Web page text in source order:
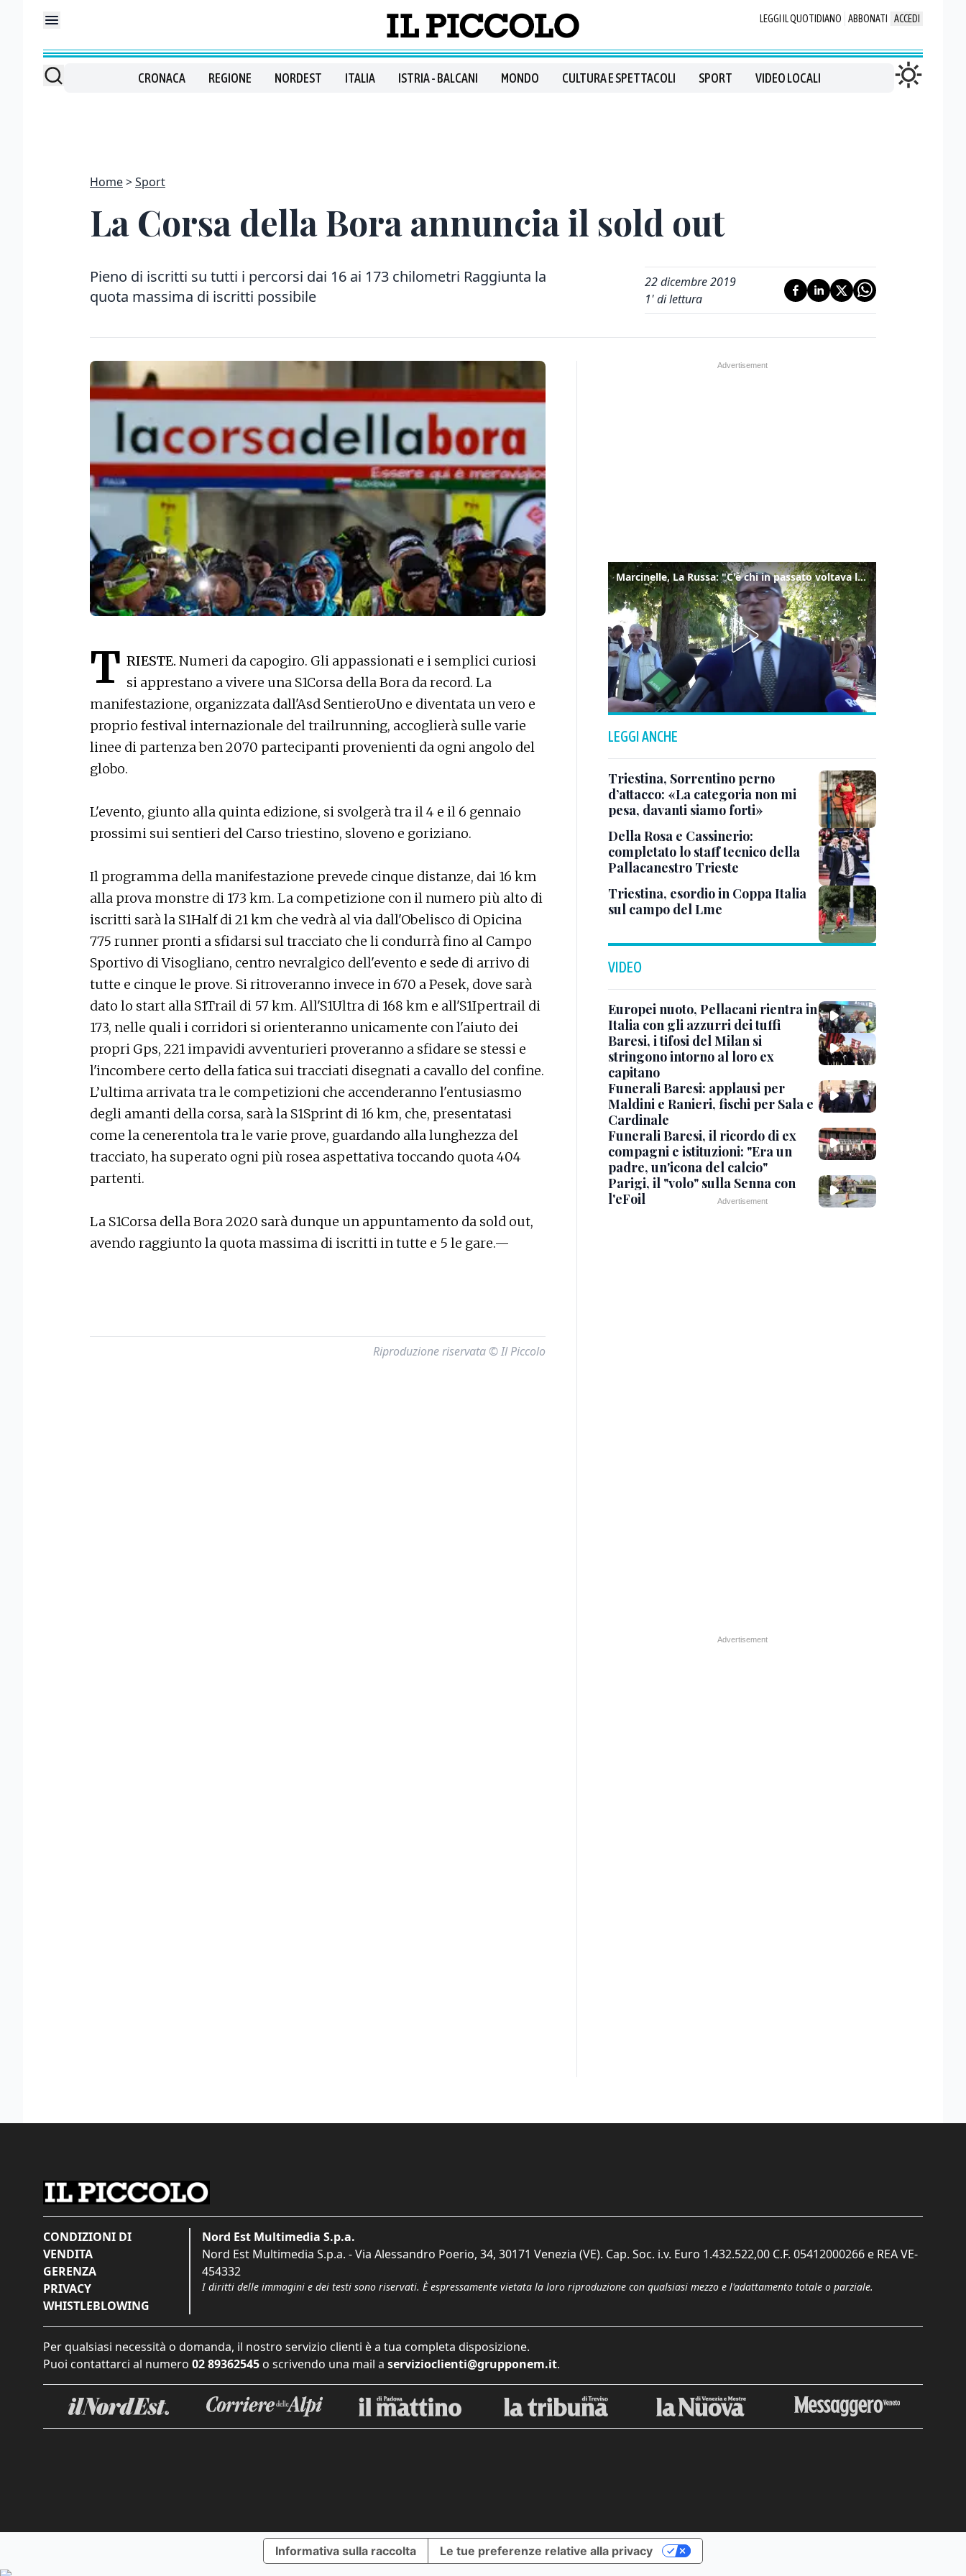
LEGGI IL QUOTIDIANO ABBONATI ACCEDI
CRONACA REGIONE NORDEST ITALIA ISTRIA - BALCANI MONDO CULTURA E SPETTACOLI SPORT VIDEO LOCALI
Home Sport
La Corsa della Bora annuncia il sold out
Pieno di iscritti su tutti i percorsi dai 16 ai 173 chilometri Raggiunta la
quota massima di iscritti possibile
22 dicembre 2019
1' di lettura
T RIESTE. Numeri da capogiro. Gli appassionati e i semplici curiosi
si apprestano a vivere una S1Corsa della Bora da record. La
manifestazione, organizzata dall'Asd SentieroUno e diventata un vero e
proprio festival internazionale del trailrunning, accoglierà sulle varie
linee di partenza ben 2070 partecipanti provenienti da ogni angolo del
globo.
L'evento, giunto alla quinta edizione, si svolgerà tra il 4 e il 6 gennaio
prossimi sui sentieri del Carso triestino, sloveno e goriziano.
Il programma della manifestazione prevede cinque distanze, dai 16 km
alla prova monstre di 173 km. La competizione con il numero più alto di
iscritti sarà la S1Half di 21 km che vedrà al via dall'Obelisco di Opicina
775 runner pronti a sfidarsi sul tracciato che li condurrà fino al Campo
Sportivo di Visogliano, centro nevralgico dell'evento e sede di arrivo di
tutte e cinque le prove. Si ritroveranno invece in 670 a Pesek, dove sarà
dato lo start alla S1Trail di 57 km. All'S1Ultra di 168 km e all'S1Ipertrail di
173, nelle quali i corridori si orienteranno unicamente con l'aiuto dei
propri Gps, 221 impavidi avventurieri proveranno a sfidare se stessi e
l'incombere certo della fatica sui tracciati disegnati a cavallo del confine.
L’ultima arrivata tra le competizioni che accenderanno l'entusiasmo
degli amanti della corsa, sarà la S1Sprint di 16 km, che, presentatasi
come la cenerentola tra le varie prove, guardando alla lunghezza del
tracciato, ha superato ogni più rosea aspettativa toccando quota 404
partenti.
La S1Corsa della Bora 2020 sarà dunque un appuntamento da sold out,
avendo raggiunto la quota massima di iscritti in tutte e 5 le gare.—
Riproduzione riservata © Il Piccolo
Marcinelle, La Russa: "C'è chi in passato voltava le spalle a Marcinelle"
LEGGI ANCHE
Triestina, Sorrentino perno
d’attacco: «La categoria non mi
pesa, davanti siamo forti»
Della Rosa e Cassinerio:
completato lo staff tecnico della
Pallacanestro Trieste
Triestina, esordio in Coppa Italia
sul campo del Lme
VIDEO
Europei nuoto, Pellacani rientra in
Italia con gli azzurri dei tuffi
Baresi, i tifosi del Milan si
stringono intorno al loro ex
capitano
Funerali Baresi: applausi per
Maldini e Ranieri, fischi per Sala e
Cardinale
Funerali Baresi, il ricordo di ex
compagni e istituzioni: "Era un
padre, un'icona del calcio"
Parigi, il "volo" sulla Senna con
l'eFoil
CONDIZIONI DI
VENDITA
GERENZA
PRIVACY
WHISTLEBLOWING
Nord Est Multimedia S.p.a.
Nord Est Multimedia S.p.a. - Via Alessandro Poerio, 34, 30171 Venezia (VE). Cap. Soc. i.v. Euro 1.432.522,00 C.F. 05412000266 e REA VE-
454332
I diritti delle immagini e dei testi sono riservati. È espressamente vietata la loro riproduzione con qualsiasi mezzo e l'adattamento totale o parziale.
Per qualsiasi necessità o domanda, il nostro servizio clienti è a tua completa disposizione.
Puoi contattarci al numero 02 89362545 o scrivendo una mail a servizioclienti@grupponem.it.
Informativa sulla raccolta Le tue preferenze relative alla privacy